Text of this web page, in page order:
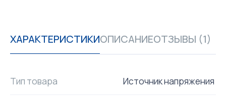
ХАРАКТЕРИСТИКИОПИСАНИЕОТЗЫВЫ (1)
Тип товара Источник напряжения